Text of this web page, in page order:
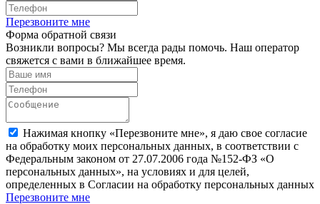
Перезвоните мне
Форма обратной связи
Возникли вопросы? Мы всегда рады помочь. Наш оператор
свяжется с вами в ближайшее время.
Нажимая кнопку «Перезвоните мне», я даю свое согласие
на обработку моих персональных данных, в соответствии с
Федеральным законом от 27.07.2006 года №152-ФЗ «О
персональных данных», на условиях и для целей,
определенных в Согласии на обработку персональных данных
Перезвоните мне